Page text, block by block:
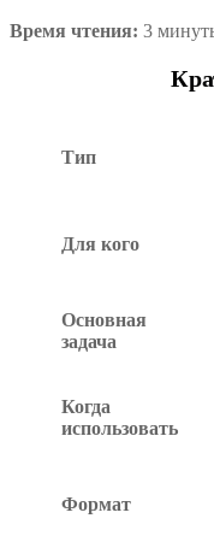
Время чтения: 3
Тип
Для кого
Основная
задача
Когда
использовать
Формат